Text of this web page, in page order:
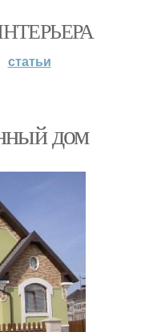
статьи
дом